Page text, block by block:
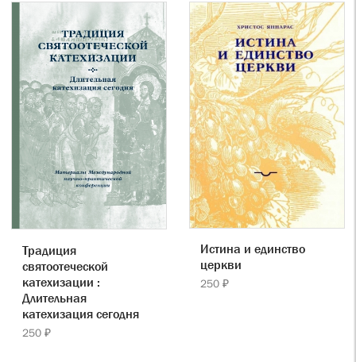
Традиция
святоотеческой
катехизации :
Длительная
катехизация сегодня
250 ₽
Истина и единство
церкви
250 ₽